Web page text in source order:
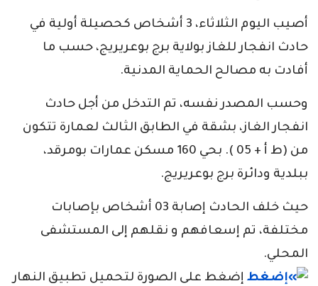
أصيب اليوم الثلاثاء، 3 أشخاص كحصيلة أولية في
حادث انفجار للغاز بولاية برج بوعريريج، حسب ما
أفادت به مصالح الحماية المدنية.
وحسب المصدر نفسه، تم التدخل من أجل حادث
انفجار الغاز، بشقة في الطابق الثالث لعمارة تتكون
من (ط أ + 05 ). بحي 160 مسكن عمارات بومرقد،
ببلدية ودائرة برج بوعريريج.
حيث خلف الحادث إصابة 03 أشخاص بإصابات
مختلفة، تم إسعافهم و نقلهم إلى المستشفى
المحلي.
إضغط على الصورة لتحميل تطبيق النهار